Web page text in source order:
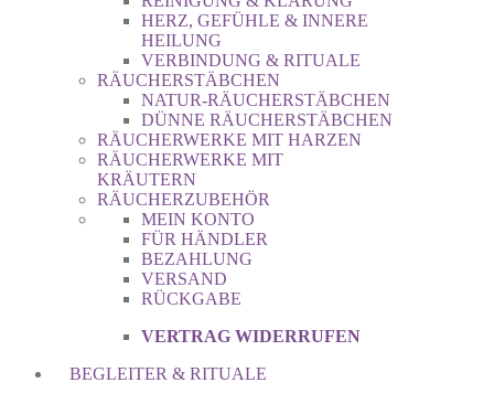
HERZ, GEFÜHLE & INNERE
HEILUNG
VERBINDUNG & RITUALE
RÄUCHERSTÄBCHEN
NATUR-RÄUCHERSTÄBCHEN
DÜNNE RÄUCHERSTÄBCHEN
RÄUCHERWERKE MIT HARZEN
RÄUCHERWERKE MIT
KRÄUTERN
RÄUCHERZUBEHÖR
MEIN KONTO
FÜR HÄNDLER
BEZAHLUNG
VERSAND
RÜCKGABE
VERTRAG WIDERRUFEN
BEGLEITER & RITUALE